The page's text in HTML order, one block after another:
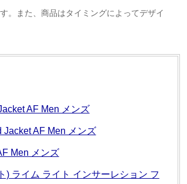
。また、商品はタイミングによってデザイ
AF Men メンズ
Jacket AF Men メンズ
Men メンズ
) ライム ライト インサーレション フ